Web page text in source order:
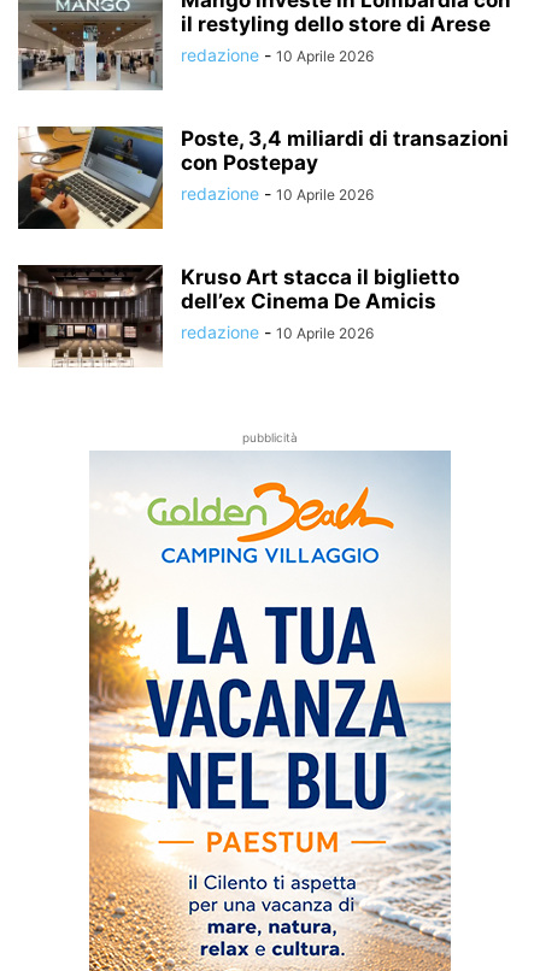
il restyling dello store di Arese
redazione - 10 Aprile 2026
Poste, 3,4 miliardi di transazioni
con Postepay
redazione - 10 Aprile 2026
Kruso Art stacca il biglietto
dell’ex Cinema De Amicis
redazione - 10 Aprile 2026
pubblicità